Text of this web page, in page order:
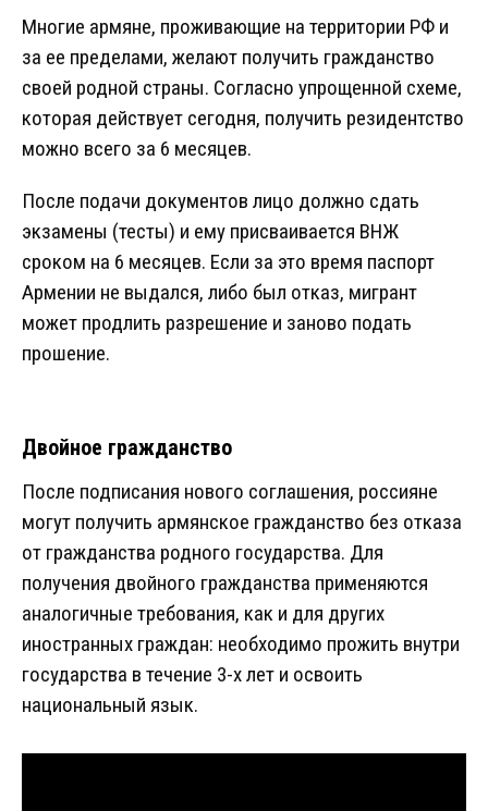
Многие армяне, проживающие на территории РФ и
за ее пределами, желают получить гражданство
своей родной страны. Согласно упрощенной схеме,
которая действует сегодня, получить резидентство
можно всего за 6 месяцев.
После подачи документов лицо должно сдать
экзамены (тесты) и ему присваивается ВНЖ
сроком на 6 месяцев. Если за это время паспорт
Армении не выдался, либо был отказ, мигрант
может продлить разрешение и заново подать
прошение.
Двойное гражданство
После подписания нового соглашения, россияне
могут получить армянское гражданство без отказа
от гражданства родного государства. Для
получения двойного гражданства применяются
аналогичные требования, как и для других
иностранных граждан: необходимо прожить внутри
государства в течение 3-х лет и освоить
национальный язык.